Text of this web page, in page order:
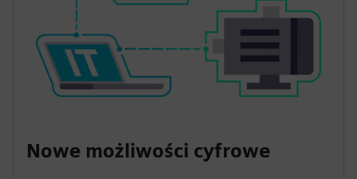
Nowe możliwości cyfrowe